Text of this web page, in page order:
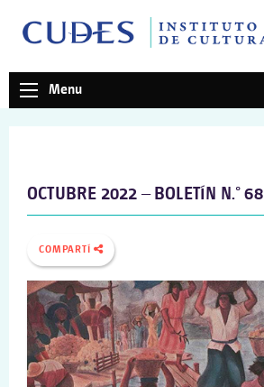
Menu
OCTUBRE 2022 – BOLETÍN N.° 68
COMPARTÍ